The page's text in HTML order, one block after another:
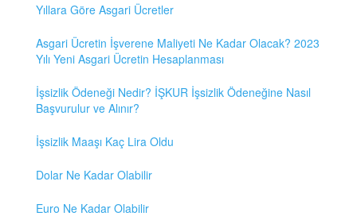
Yıllara Göre Asgari Ücretler
Asgari Ücretin İşverene Maliyeti Ne Kadar Olacak? 2023
Yılı Yeni Asgari Ücretin Hesaplanması
İşsizlik Ödeneği Nedir? İŞKUR İşsizlik Ödeneğine Nasıl
Başvurulur ve Alınır?
İşsizlik Maaşı Kaç Lira Oldu
Dolar Ne Kadar Olabilir
Euro Ne Kadar Olabilir